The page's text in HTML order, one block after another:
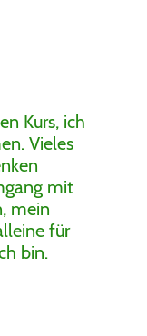
Kurs, ich
Vieles
mit
mein
für
bin.